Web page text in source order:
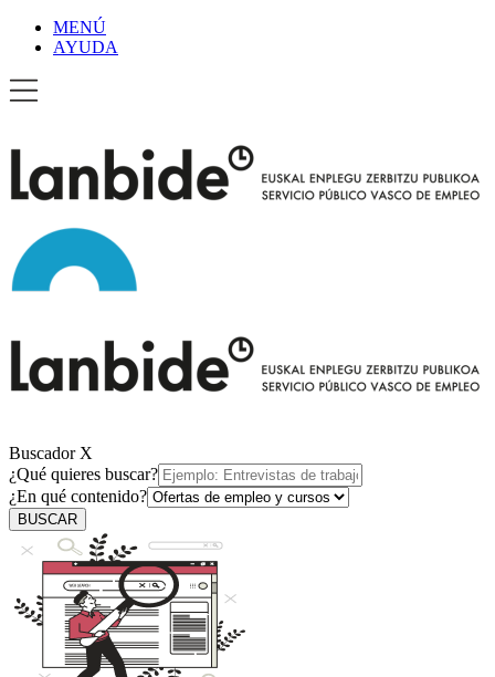
MENÚ
AYUDA
Buscador X
¿Qué quieres buscar?
¿En qué contenido?
BUSCAR